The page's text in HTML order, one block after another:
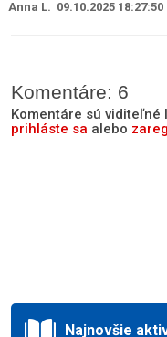
Anna L. 09.10.2025 18:27:50
Komentáre: 6
Komentáre sú viditeľné
prihláste sa alebo
Najnovšie